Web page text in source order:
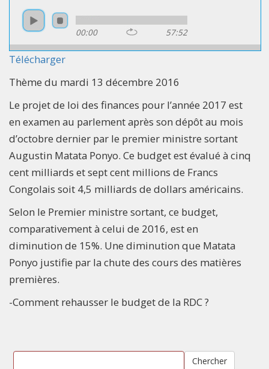
00:00 57:52
Télécharger
Thème du mardi 13 décembre 2016
Le projet de loi des finances pour l’année 2017 est
en examen au parlement après son dépôt au mois
d’octobre dernier par le premier ministre sortant
Augustin Matata Ponyo. Ce budget est évalué à cinq
cent milliards et sept cent millions de Francs
Congolais soit 4,5 milliards de dollars américains.
Selon le Premier ministre sortant, ce budget,
comparativement à celui de 2016, est en
diminution de 15%. Une diminution que Matata
Ponyo justifie par la chute des cours des matières
premières.
-Comment rehausser le budget de la RDC ?
Chercher